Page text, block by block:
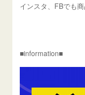
インスタ、FBでも
■information■